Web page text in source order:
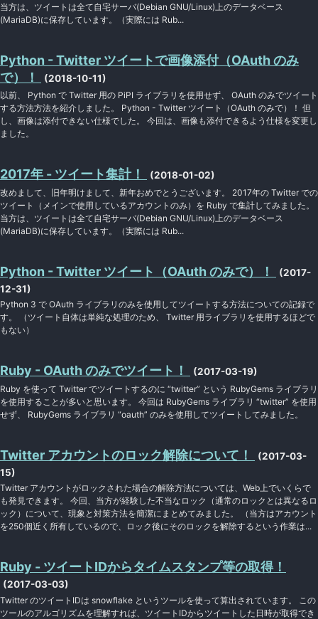
当方は、ツイートは全て自宅サーバ(Debian GNU/Linux)上のデータベース
(MariaDB)に保存しています。（実際には Rub...
Python - Twitter ツイートで画像添付（OAuth のみ
で）！
(2018-10-11)
以前、 Python で Twitter 用の PiPI ライブラリを使用せず、 OAuth のみでツイート
する方法方法を紹介しました。 Python - Twitter ツイート（OAuth のみで）！ 但
し、画像は添付できない仕様でした。 今回は、画像も添付できるよう仕様を変更し
ました。
2017年 - ツイート集計！ (2018-01-02)
改めまして、旧年明けまして、新年おめでとうございます。 2017年の Twitter での
ツイート（メインで使用しているアカウントのみ）を Ruby で集計してみました。
当方は、ツイートは全て自宅サーバ(Debian GNU/Linux)上のデータベース
(MariaDB)に保存しています。（実際には Rub...
Python - Twitter ツイート（OAuth のみで）！
(2017-
12-31)
Python 3 で OAuth ライブラリのみを使用してツイートする方法についての記録で
す。 （ツイート自体は単純な処理のため、 Twitter 用ライブラリを使用するほどで
もない）
Ruby - OAuth のみでツイート！ (2017-03-19)
Ruby を使って Twitter でツイートするのに “twitter” という RubyGems ライブラリ
を使用することが多いと思います。 今回は RubyGems ライブラリ “twitter” を使用
せず、 RubyGems ライブラリ “oauth” のみを使用してツイートしてみました。
Twitter アカウントのロック解除について！
(2017-03-
15)
Twitter アカウントがロックされた場合の解除方法については、Web上でいくらで
も発見できます。 今回、当方が経験した不当なロック（通常のロックとは異なるロ
ック）について、現象と対策方法を簡潔にまとめてみました。 （当方はアカウント
を250個近く所有しているので、ロック後にそのロックを解除するという作業は...
Ruby - ツイートIDからタイムスタンプ等の取得！
(2017-03-03)
Twitter のツイートIDは snowflake というツールを使って算出されています。 この
ツールのアルゴリズムを理解すれば、ツイートIDからツイートした日時が取得でき